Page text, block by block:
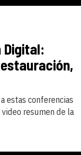
Digital:
estas conferencias
resumen de la